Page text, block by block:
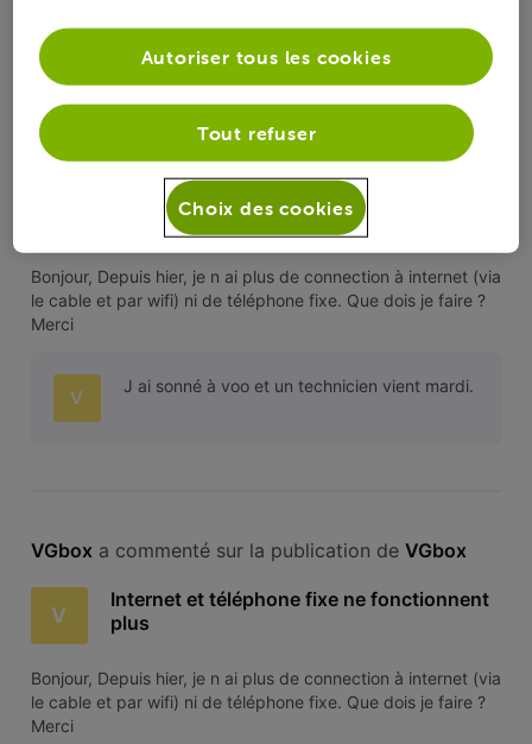
VGbox VGbox
Internet et téléphone fixe ne fonctionnent
Bonjour, Depuis hier, je n ai plus de connection à internet (via
le cable et par wifi) ni de téléphone fixe. Que dois je faire ?
Merci
V
J ai sonné à voo et un technicien vient mardi.
VGbox a commenté sur la publication de VGbox
V
Internet et téléphone fixe ne fonctionnent
plus
Bonjour, Depuis hier, je n ai plus de connection à internet (via
le cable et par wifi) ni de téléphone fixe. Que dois je faire ?
Merci
Tout refuser
Autoriser tous les cookies
Choix des cookies